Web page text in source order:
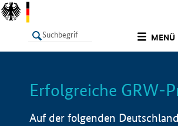
MENÜ
LISTE
Erfolgreiche GRW-
Auf der folgenden